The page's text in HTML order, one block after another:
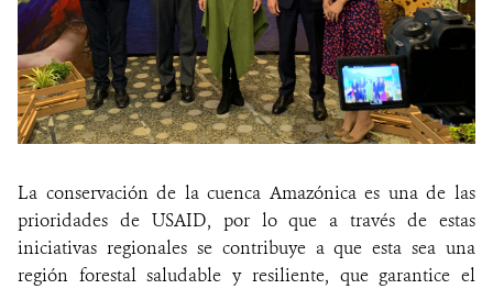
La conservación de la cuenca Amazónica es una de las
prioridades de USAID, por lo que a través de estas
iniciativas regionales se contribuye a que esta sea una
región forestal saludable y resiliente, que garantice el